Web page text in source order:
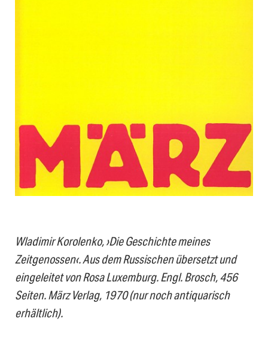
Wladimir Korolenko, ›Die Geschichte meines
Zeitgenossen‹. Aus dem Russischen übersetzt und
eingeleitet von Rosa Luxemburg. Engl. Brosch, 456
Seiten. März Verlag, 1970 (nur noch antiquarisch
erhältlich).